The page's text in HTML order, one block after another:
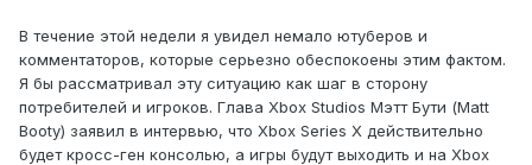
В течение этой недели я увидел немало ютуберов и
комментаторов, которые серьезно обеспокоены этим фактом.
Я бы рассматривал эту ситуацию как шаг в сторону
потребителей и игроков. Глава Xbox Studios Мэтт Бути (Matt
Booty) заявил в интервью, что Xbox Series X действительно
будет кросс-ген консолью, а игры будут выходить и на Xbox